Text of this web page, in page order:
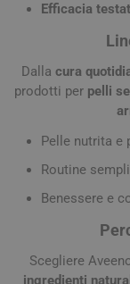
Efficacia
Dalla cura
prodotti per pelli
Pelle nutrita e
Routine
Benessere e
Scegliere
ingredienti